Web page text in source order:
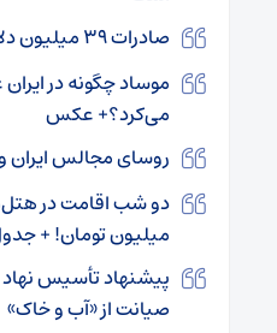
صادرات ۳۹ میلیون دلاری کالا از همدان
موساد چگونه در
می‌کرد؟+ عکس
روسای مجالس ایران و
میلیون تومان! +
پیشنهاد تأسیس نهاد
صیانت از «آب و خاک»